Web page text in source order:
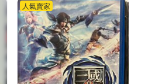
人氣賣家